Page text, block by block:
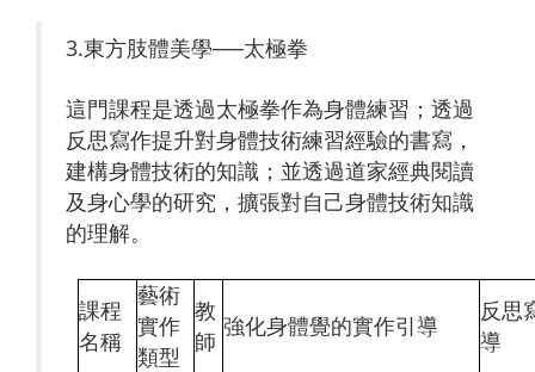
3.東方肢體美學──太極拳
這門課程是透過太極拳作為身體練習；透過
反思寫作提升對身體技術練習經驗的書寫，
建構身體技術的知識；並透過道家經典閱讀
及身心學的研究，擴張對自己身體技術知識
的理解。
課程
名稱
藝術
實作
類型
教
師
強化身體覺的實作引導
反思
導